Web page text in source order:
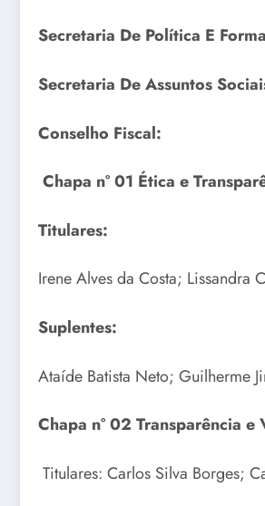
Secretaria De Política E
Secretaria De Assuntos
Conselho Fiscal:
Chapa n° 01 Ética e
Titulares:
Irene Alves da Costa; Lissandra
Suplentes:
Ataíde Batista Neto; Guilherme
Chapa n° 02 Transparência e
Titulares: Carlos Silva Borges;